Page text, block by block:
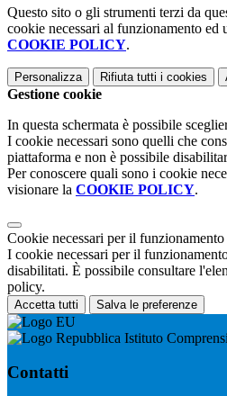
Questo sito o gli strumenti terzi da
cookie necessari al funzionamento
COOKIE POLICY.
Personalizza Rifiuta tutti i cookies
Gestione cookie
In questa schermata è possibile
I cookie necessari sono quelli che
piattaforma e non è possibile
Per conoscere quali sono i cookie
visionare la COOKIE POLICY.
Cookie necessari per il funzionamento
I cookie necessari per il
disabilitati. È possibile consultare
policy.
Accetta tutti Salva le preferenze
Istituto
Contatti